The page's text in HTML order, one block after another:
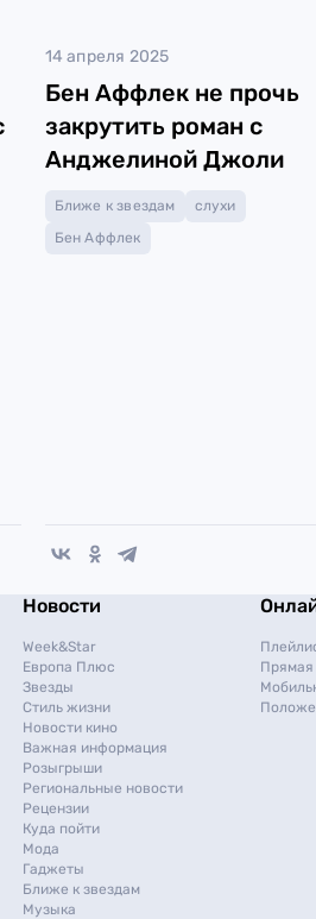
14 апреля 2025
Бен Аффлек не прочь
закрутить роман с
Анджелиной Джоли
Ближе к звездам
слухи
Бен Аффлек
Новости
Week&Star
Европа Плюс
Звезды
Стиль жизни
Новости кино
Важная информация
Розыгрыши
Региональные новости
Рецензии
Куда пойти
Мода
Гаджеты
Ближе к звездам
Музыка
Прямая